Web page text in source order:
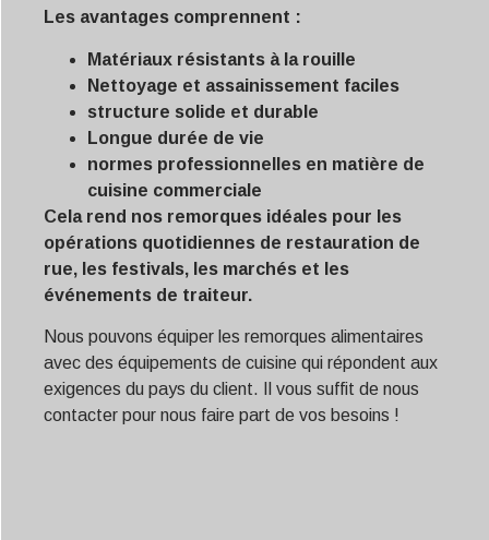
Les avantages comprennent :
Matériaux résistants à la rouille
Nettoyage et assainissement faciles
structure solide et durable
Longue durée de vie
normes professionnelles en matière de
cuisine commerciale
Cela rend nos remorques idéales pour les
opérations quotidiennes de restauration de
rue, les festivals, les marchés et les
événements de traiteur.
Nous pouvons équiper les remorques alimentaires
avec des équipements de cuisine qui répondent aux
exigences du pays du client. Il vous suffit de nous
contacter pour nous faire part de vos besoins !